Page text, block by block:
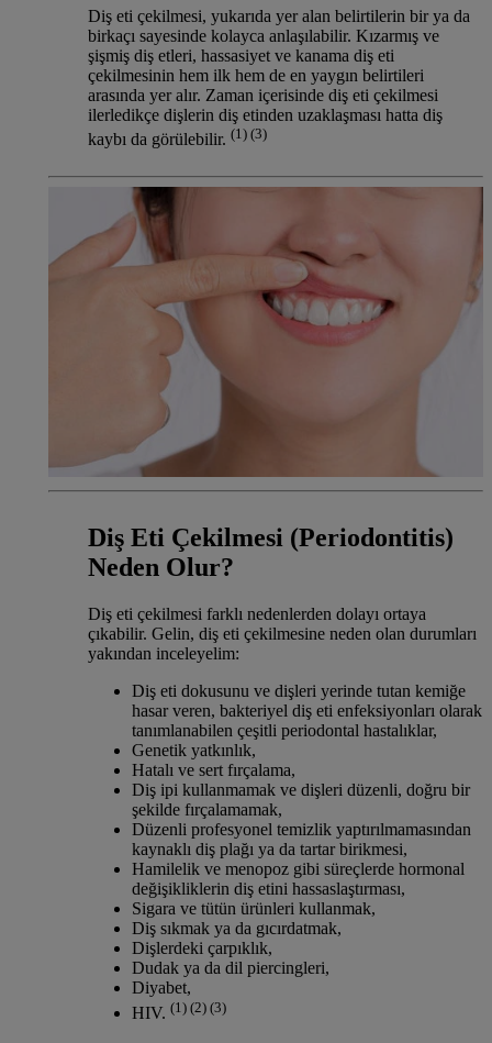
Diş eti çekilmesi, yukarıda yer alan belirtilerin bir ya da
birkaçı sayesinde kolayca anlaşılabilir. Kızarmış ve
şişmiş diş etleri, hassasiyet ve kanama diş eti
çekilmesinin hem ilk hem de en yaygın belirtileri
arasında yer alır. Zaman içerisinde diş eti çekilmesi
ilerledikçe dişlerin diş etinden uzaklaşması hatta diş
kaybı da görülebilir. (1) (3)
Diş Eti Çekilmesi (Periodontitis)
Neden Olur?
Diş eti çekilmesi farklı nedenlerden dolayı ortaya
çıkabilir. Gelin, diş eti çekilmesine neden olan durumları
yakından inceleyelim:
Diş eti dokusunu ve dişleri yerinde tutan kemiğe
hasar veren, bakteriyel diş eti enfeksiyonları olarak
tanımlanabilen çeşitli periodontal hastalıklar,
Genetik yatkınlık,
Hatalı ve sert fırçalama,
Diş ipi kullanmamak ve dişleri düzenli, doğru bir
şekilde fırçalamamak,
Düzenli profesyonel temizlik yaptırılmamasından
kaynaklı diş plağı ya da tartar birikmesi,
Hamilelik ve menopoz gibi süreçlerde hormonal
değişikliklerin diş etini hassaslaştırması,
Sigara ve tütün ürünleri kullanmak,
Diş sıkmak ya da gıcırdatmak,
Dişlerdeki çarpıklık,
Dudak ya da dil piercingleri,
Diyabet,
HIV. (1) (2) (3)